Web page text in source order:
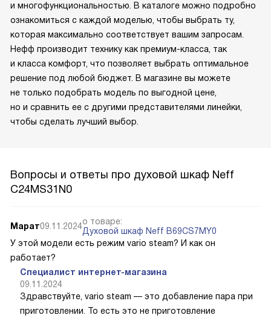
и многофункциональностью. В каталоге можно подробно
ознакомиться с каждой моделью, чтобы выбрать ту,
которая максимально соответствует вашим запросам.
Нефф производит технику как премиум-класса, так
и класса комфорт, что позволяет выбрать оптимальное
решение под любой бюджет. В магазине вы можете
не только подобрать модель по выгодной цене,
но и сравнить ее с другими представителями линейки,
чтобы сделать лучший выбор.
Вопросы и ответы про духовой шкаф Neff
C24MS31N0
Марат09.11.2024о товаре:
Духовой шкаф Neff B69CS7MY0
У этой модели есть режим vario steam? И как он
работает?
Специалист интернет-магазина
09.11.2024
Здравствуйте, vario steam — это добавление пара при
приготовлении. То есть это не приготовление